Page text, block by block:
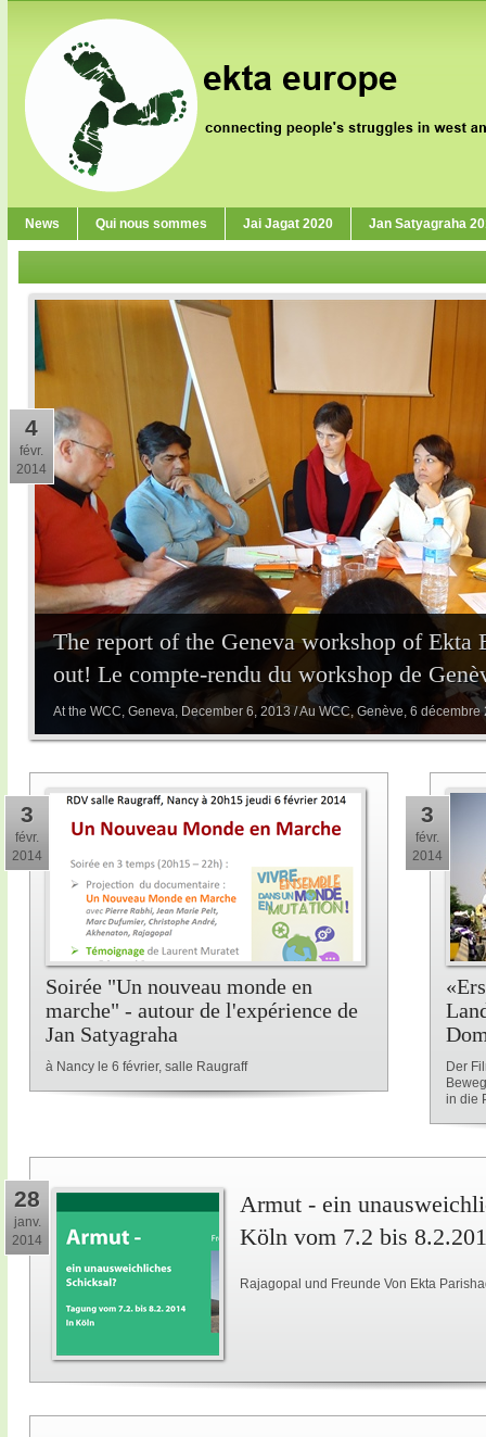
News Qui nous sommes Jai Jagat 2020 Jan Satyagraha
The report of the Geneva workshop of Ekta
out! Le compte-rendu du workshop de
At the WCC, Geneva, December 6, 2013 / Au WCC, Genève, 6 décembre
4
févr.
2014
Soirée "Un nouveau monde en
marche" - autour de l'expérience de
Jan Satyagraha
à Nancy le 6 février, salle Raugraff
3
févr.
2014
Der
in die
3
févr.
2014
28
janv.
2014
Armut - ein
Köln vom 7.2 bis
Rajagopal und Freunde Von Ekta